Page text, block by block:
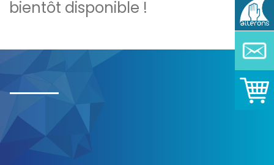
bientôt disponible !